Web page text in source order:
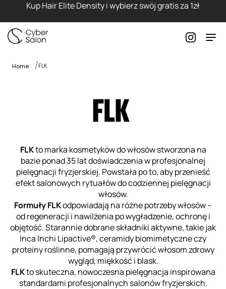
Kup Hair Elite Density i wybierz swój gratis za 1zł
Home FLK
FLKto marka kosmetyków do włosów stworzona na
bazie ponad 35 lat doświadczenia w profesjonalnej
pielęgnacji fryzjerskiej. Powstała po to, aby przenieść
efekt salonowych rytuałów do codziennej pielęgnacji
włosów.
Formuły FLKodpowiadają na różne potrzeby włosów –
od regeneracji i nawilżenia po wygładzenie, ochronę i
objętość. Starannie dobrane składniki aktywne, takie jak
Inca Inchi Lipactive®, ceramidy biomimetyczne czy
proteiny roślinne, pomagają przywrócić włosom zdrowy
wygląd, miękkość i blask.
FLKto skuteczna, nowoczesna pielęgnacja inspirowana
standardami profesjonalnych salonów fryzjerskich.